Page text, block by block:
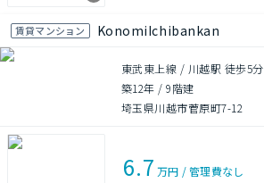
賃貸マンション KonomiIchibankan
東武東上線 / 川越駅 徒歩5分
築12年 /9階建
埼玉県川越市菅原町7-12
6.7 万円 /管理費なし